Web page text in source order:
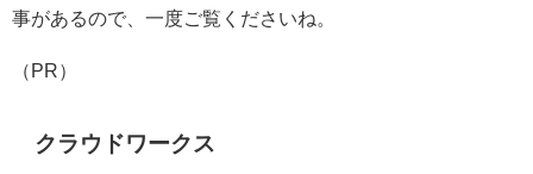
事があるので、一度ご覧くださいね。
（PR）
クラウドワークス